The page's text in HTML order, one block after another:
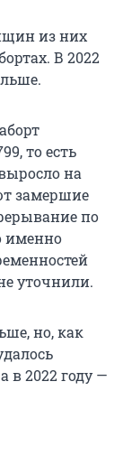
из них
В 2022
то есть
на
замершие
по
именно
уточнили.
но, как
в 2022 году —